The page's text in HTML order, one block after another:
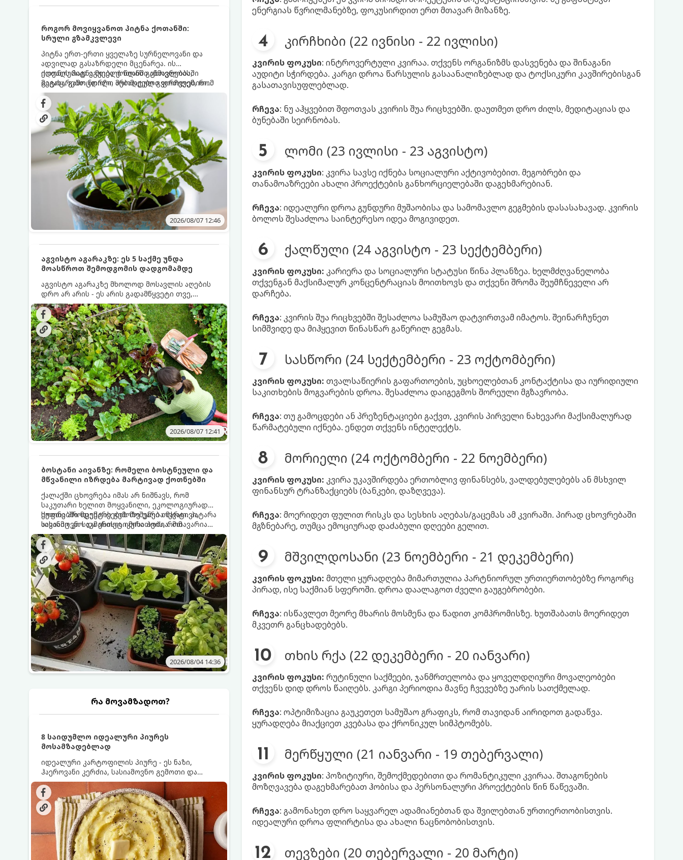
როგორ მოვიყვანოთ პიტნა ქოთანში:
სრული გზამკვლევი
პიტნა ერთ-ერთი ყველაზე სურნელოვანი და
ადვილად გასაზრდელი მცენარეა. ის
იდეალურად ეგუება ქოთანში ცხოვრებას,
მეტიც, გამოცდილი მებაღეები გვირჩევენ, რომ
პიტნა მხოლოდ ქოთანში მოვიყვანოთ, რადგან
ღია გრუნტში (ბაღში) დარგვისას ის ფესვებით
ძალიან სწრაფად ვრცელდება და სხვა
მცენარეებს ავიწროებს.
ქოთნის პიტნა მთელი წლის განმავლობაში
გაგახარებთ ნორჩი, არომატული ფოთლებით
ჩაის, ლიმონათისა თუ კერძებისთვის.
2026/08/07 12:46
აგვისტო აგარაკზე: ეს 5 საქმე უნდა
მოასწროთ შემოდგომის დადგომამდე
აგვისტო აგარაკზე მხოლოდ მოსავლის აღების
დრო არ არის - ეს არის გადამწყვეტი თვე,
როდესაც საფუძველი ეყრება მომავალი წლის
მოსავალს და ბაღი მზადდება შემოდგომა-
ზამთრის სეზონისთვის. იმისათვის, რომ
ნიადაგმა ენერგია აღიდგინოს, ხოლო
მცენარეებმა ზამთარს გაუძლონ, აგვისტოს
ბოლომდე 5 მნიშვნელოვანი საქმის გაკეთება
უნდა მოასწროთ:
2026/08/07 12:41
ბოსტანი აივანზე: რომელი ბოსტნეული და
მწვანილი იზრდება მარტივად ქოთნებში
ქალაქში ცხოვრება იმას არ ნიშნავს, რომ
საკუთარი ხელით მოყვანილი, ეკოლოგიურად
სუფთა პროდუქტის გემოზე უარი თქვათ. პატარა
აივანიც კი საკმარისია იმისათვის, რომ
მოიწყოთ მინი-ბოსტანი, საიდანაც
ყოველდღიურად ახალ, არომატულ მწვანილსა
და ბოსტნეულს მოკრეფთ.
ქოთნებში მცენარეების მოშენება მარტივი,
სასიამოვნო და ესთეტიკური ჰობია. მთავარია
იცოდეთ, რომელი კულტურები ეგუებიან
ქოთნის პირობებს ყველაზე კარგად და როგორ
მოუაროთ მათ სწორად.
2026/08/04 14:36
რა მოვამზადოთ?
8 საიდუმლო იდეალური პიურეს
მოსამზადებლად
იდეალური კარტოფილის პიურე - ეს ნაზი,
ჰაეროვანი კერძია, სასიამოვნო გემოთი და
ნაღების-მოყვითალო ფერით. მისი მომზადება
ძალიან მარტივია, მაგრამ არსებობს რამდენიმე
საიდუმლო, რომლებიც უნდა იცოდეთ, რომ
პიურე იდეალურად გემრიელი გამოვიდეს.
ენერგიას წვრილმანებზე, ფოკუსირდით ერთ მთავარ მიზანზე.
კირჩხიბი (22 ივნისი - 22 ივლისი)
კვირის ფოკუსი: ინტროვერტული კვირაა. თქვენს ორგანიზმს დასვენება და შინაგანი
აუდიტი სჭირდება. კარგი დროა წარსულის გასაანალიზებლად და ტოქსიკური კავშირებისგან
გასათავისუფლებლად.
რჩევა: ნუ აჰყვებით შფოთვას კვირის შუა რიცხვებში. დაუთმეთ დრო ძილს, მედიტაციას და
ბუნებაში სეირნობას.
ლომი (23 ივლისი - 23 აგვისტო)
კვირის ფოკუსი: კვირა სავსე იქნება სოციალური აქტივობებით. მეგობრები და
თანამოაზრეები ახალი პროექტების განხორციელებაში დაგეხმარებიან.
რჩევა: იდეალური დროა გუნდური მუშაობისა და სამომავლო გეგმების დასასახავად. კვირის
ბოლოს შესაძლოა საინტერესო იდეა მოგივიდეთ.
ქალწული (24 აგვისტო - 23 სექტემბერი)
კვირის ფოკუსი: კარიერა და სოციალური სტატუსი წინა პლანზეა. ხელმძღვანელობა
თქვენგან მაქსიმალურ კონცენტრაციას მოითხოვს და თქვენი შრომა შეუმჩნეველი არ
დარჩება.
რჩევა: კვირის შუა რიცხვებში შესაძლოა სამუშაო დატვირთვამ იმატოს. შეინარჩუნეთ
სიმშვიდე და მიჰყევით წინასწარ გაწერილ გეგმას.
სასწორი (24 სექტემბერი - 23 ოქტომბერი)
კვირის ფოკუსი: თვალსაწიერის გაფართოების, უცხოელებთან კონტაქტისა და იურიდიული
საკითხების მოგვარების დროა. შესაძლოა დაიგეგმოს შორეული მგზავრობა.
რჩევა: თუ გამოცდები ან პრეზენტაციები გაქვთ, კვირის პირველი ნახევარი მაქსიმალურად
წარმატებული იქნება. ენდეთ თქვენს ინტელექტს.
მორიელი (24 ოქტომბერი - 22 ნოემბერი)
კვირის ფოკუსი: კვირა უკავშირდება ერთობლივ ფინანსებს, ვალდებულებებს ან მსხვილ
ფინანსურ ტრანზაქციებს (ბანკები, დაზღვევა).
რჩევა: მოერიდეთ ფულით რისკს და სესხის აღებას/გაცემას ამ კვირაში. პირად ცხოვრებაში
მგზნებარე, თუმცა ემოციურად დაძაბული დღეები გელით.
მშვილდოსანი (23 ნოემბერი - 21 დეკემბერი)
კვირის ფოკუსი: მთელი ყურადღება მიმართულია პარტნიორულ ურთიერთობებზე როგორც
პირად, ისე საქმიან სფეროში. დროა დაალაგოთ ძველი გაუგებრობები.
რჩევა: ისწავლეთ მეორე მხარის მოსმენა და წადით კომპრომისზე. ხუთშაბათს მოერიდეთ
მკვეთრ განცხადებებს.
თხის რქა (22 დეკემბერი - 20 იანვარი)
კვირის ფოკუსი: რუტინული საქმეები, ჯანმრთელობა და ყოველდღიური მოვალეობები
თქვენს დიდ დროს წაიღებს. კარგი პერიოდია მავნე ჩვევებზე უარის სათქმელად.
რჩევა: ოპტიმიზაცია გაუკეთეთ სამუშაო გრაფიკს, რომ თავიდან აირიდოთ გადაწვა.
ყურადღება მიაქციეთ კვებასა და ქრონიკულ სიმპტომებს.
მერწყული (21 იანვარი - 19 თებერვალი)
კვირის ფოკუსი: პოზიტიური, შემოქმედებითი და რომანტიკული კვირაა. შთაგონების
მოზღვავება დაგეხმარებათ ჰობისა და პერსონალური პროექტების წინ წაწევაში.
რჩევა: გამონახეთ დრო საყვარელ ადამიანებთან და შვილებთან ურთიერთობისთვის.
იდეალური დროა ფლირტისა და ახალი ნაცნობობისთვის.
თევზები (20 თებერვალი - 20 მარტი)